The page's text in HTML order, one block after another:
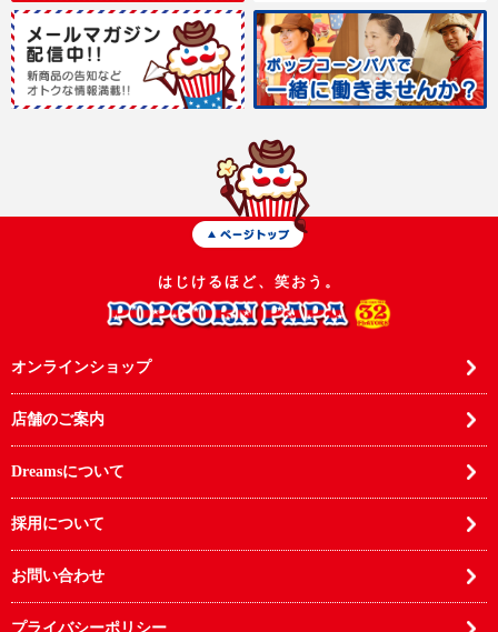
はじけるほど、笑おう。
オンラインショップ
店舗のご案内
Dreamsについて
採用について
お問い合わせ
プライバシーポリシー